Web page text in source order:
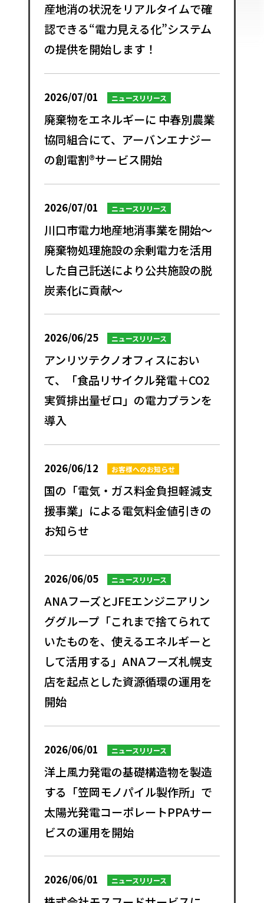
産地消の状況をリアルタイムで確
認できる“電力見える化”システム
の提供を開始します！
2026/07/01 ニュースリリース
廃棄物をエネルギーに 中春別農業
協同組合にて、アーバンエナジー
の創電割®サービス開始
2026/07/01 ニュースリリース
川口市電力地産地消事業を開始～
廃棄物処理施設の余剰電力を活用
した自己託送により公共施設の脱
炭素化に貢献～
2026/06/25 ニュースリリース
アンリツテクノオフィスにおい
て、「食品リサイクル発電＋CO2
実質排出量ゼロ」の電力プランを
導入
2026/06/12 お客様へのお知らせ
国の「電気・ガス料金負担軽減支
援事業」による電気料金値引きの
お知らせ
2026/06/05 ニュースリリース
ANAフーズとJFEエンジニアリン
ググループ「これまで捨てられて
いたものを、使えるエネルギーと
して活用する」ANAフーズ札幌支
店を起点とした資源循環の運用を
開始
2026/06/01 ニュースリリース
洋上風力発電の基礎構造物を製造
する「笠岡モノパイル製作所」で
太陽光発電コーポレートPPAサー
ビスの運用を開始
2026/06/01 ニュースリリース